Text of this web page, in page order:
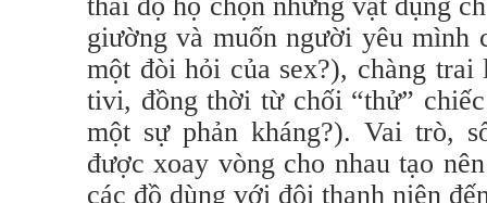
giường và muốn người yêu mình
một đòi hỏi của sex?), chàng
tivi, đồng thời từ chối “thử”
một sự phản kháng?). Vai trò,
được xoay vòng cho nhau tạo
các đồ dùng với đôi thanh niên